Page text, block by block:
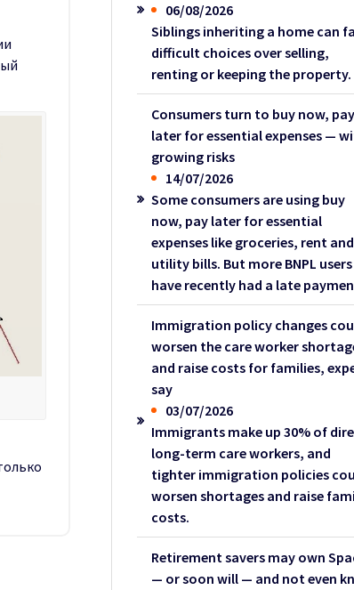
06/08/2026
Siblings inheriting a home can
difficult choices over selling,
renting or keeping the property.
Consumers turn to buy now, pay
later for essential expenses —
growing risks
14/07/2026
Some consumers are using buy
now, pay later for essential
expenses like groceries, rent and
utility bills. But more BNPL users
have recently had a late
Immigration policy changes
worsen the care worker
and raise costs for families,
say
03/07/2026
Immigrants make up 30% of
long-term care workers, and
tighter immigration policies
worsen shortages and raise
costs.
Retirement savers may own
— or soon will — and not even